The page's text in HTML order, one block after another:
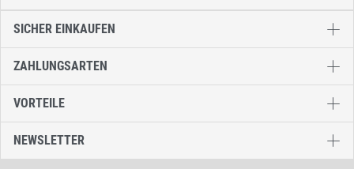
SICHER EINKAUFEN
ZAHLUNGSARTEN
VORTEILE
NEWSLETTER